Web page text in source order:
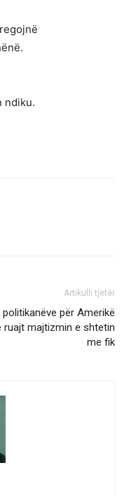
ndiku.
Artikulli tjetër
politikanëve për Amerikë
ruajt majtizmin e shtetin
me fik